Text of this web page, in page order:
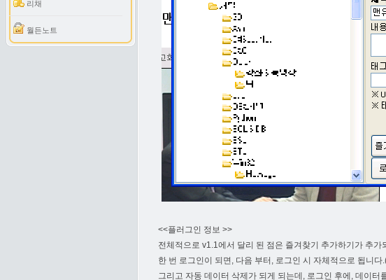
리채
월든노트
<<플러그인 정보 >>
전체적으로 v1.1에서 달리 된 점은 즐겨찾기 추가하기가 추
한 번 로그인이 되면, 다음 부터, 로그인 시 자체적으로 됩니
그리고 자동 데이터 삭제가 되게 되는데, 로그인 후에, 데이터